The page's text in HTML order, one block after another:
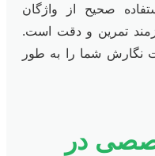
صحیح از واژگان
تمرین و دقت است.
نگارش شما را به طور
در